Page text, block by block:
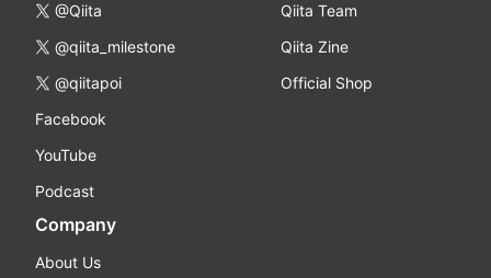
@Qiita
@qiita_milestone
@qiitapoi
Facebook
YouTube
Podcast
Qiita Team
Qiita Zine
Official Shop
Company
About Us